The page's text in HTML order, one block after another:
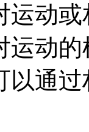
运动
运动
以通